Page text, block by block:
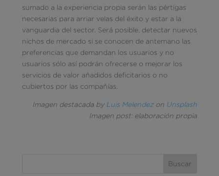
sumado a la experiencia propia serán las pértigas
necesarias para arriar velas del éxito y estar a la
vanguardia del sector. Será posible, detectar nuevos
nichos de mercado si se conocen de antemano las
preferencias que demandan los usuarios y no
usuarios sólo así podrán ofrecerse o mejorar los
servicios de valor añadidos deficitarios o no
cubiertos por las compañías.
Imagen destacada by Luis Melendezon Unsplash
Imagen post: elaboración propia